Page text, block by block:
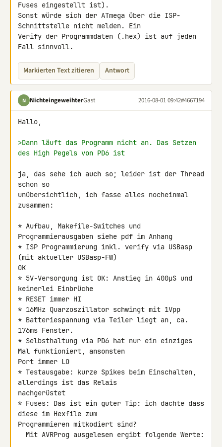
Fuses eingestellt ist).
Sonst würde sich der ATmega über die ISP-
Schnittstelle nicht melden. Ein
Verify der Programmdaten (.hex) ist auf jeden
Fall sinnvoll.
Markierten Text zitieren Antwort
N NichteingeweihterGast 2016-08-01 09:42#4667194
Hallo,
>Dann läuft das Programm nicht an. Das Setzen
des High Pegels von PD6 ist
ja, das sehe ich auch so; leider ist der Thread
schon so
unübersichtlich, ich fasse alles nocheinmal
zusammen:
* Aufbau, Makefile-Switches und
Programmierausgaben siehe pdf im Anhang
* ISP Programmierung inkl. verify via USBasp
(mit aktueller USBasp-FW)
OK
* 5V-Versorgung ist OK: Anstieg in 400µS und
keinerlei Einbrüche
* RESET immer HI
* 16MHz Quarzoszillator schwingt mit 1Vpp
* Batteriespannung via Teiler liegt an, ca.
176ms Fenster.
* Selbsthaltung via PD6 hat nur ein einziges
Mal funktioniert, ansonsten
Port immer LO
* Testausgabe: kurze Spikes beim Einschalten,
allerdings ist das Relais
nachgerüstet
* Fuses: Das ist ein guter Tip: ich dachte dass
diese im Hexfile zum
Programmieren mitkodiert sind?